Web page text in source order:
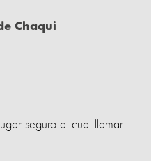
Chaqui
seguro al cual llamar